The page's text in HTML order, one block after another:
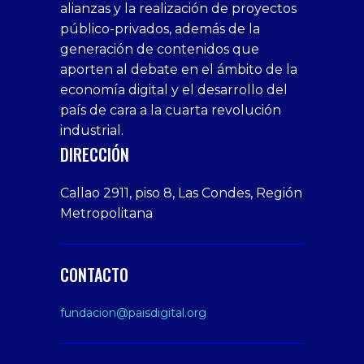
bedava
bonus
veren
siteler
1xbet
deneme
bonusu
veren
sahabet
giriş
1xbet
giriş
tarafbet
giriş
bonusu
Deneme
bonusu
veren
siteler
porn
on
webcam
Cumshots
Tits
Free
Amateur
Porn
Xxx
Indian
Big
Butt
sex
From
Step
bonusu
veren
siteler
alianzas y la realización de proyectos
público-privados, además de la
generación de contenidos que
aporten al debate en el ámbito de la
economía digital y el desarrollo del
país de cara a la cuarta revolución
industrial.
DIRECCIÓN
Callao 2911, piso 8, Las Condes, Región
Metropolitana
CONTACTO
fundacion@paisdigital.org